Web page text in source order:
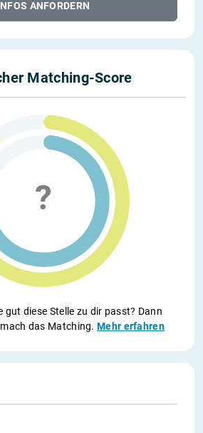
ANFORDERN
Matching-Score
gut diese Stelle zu dir passt? Dann
das Matching.Mehr erfahren